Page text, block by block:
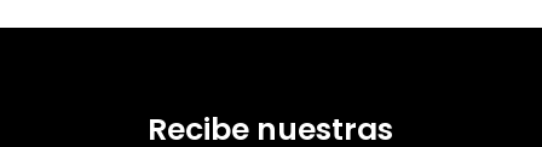
Recibe nuestras